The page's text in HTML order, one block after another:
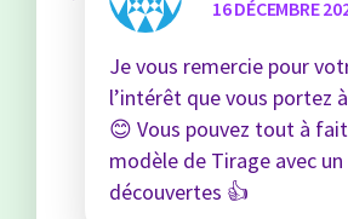
16 DÉCEMBRE
Je vous remercie pour
l’intérêt que vous portez
😊 Vous pouvez tout à
modèle de Tirage avec un
découvertes 👍